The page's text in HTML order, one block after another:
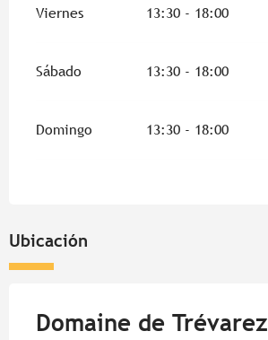
Viernes 13:30 - 18:00
Sábado 13:30 - 18:00
Domingo 13:30 - 18:00
Ubicación
Domaine de Trévarez